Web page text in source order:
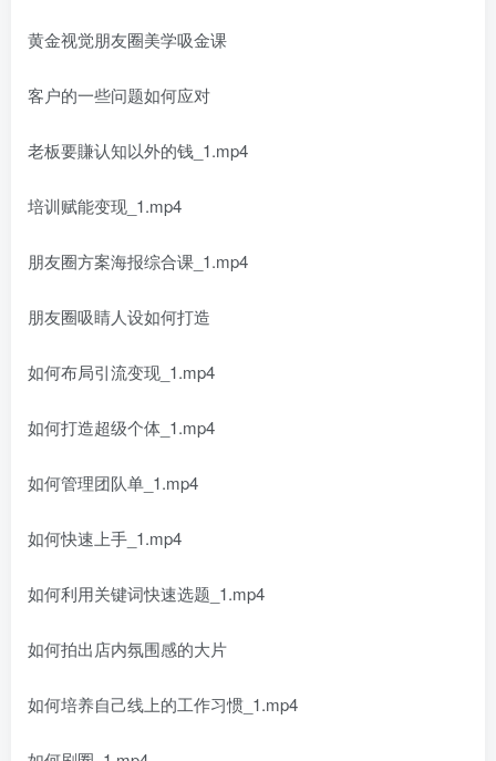
黄金视觉朋友圈美学吸金课
客户的一些问题如何应对
老板要賺认知以外的钱_1.mp4
培训赋能变现_1.mp4
朋友圈方案海报综合课_1.mp4
朋友圈吸睛人设如何打造
如何布局引流变现_1.mp4
如何打造超级个体_1.mp4
如何管理团队单_1.mp4
如何快速上手_1.mp4
如何利用关键词快速选题_1.mp4
如何拍出店内氛围感的大片
如何培养自己线上的工作习惯_1.mp4